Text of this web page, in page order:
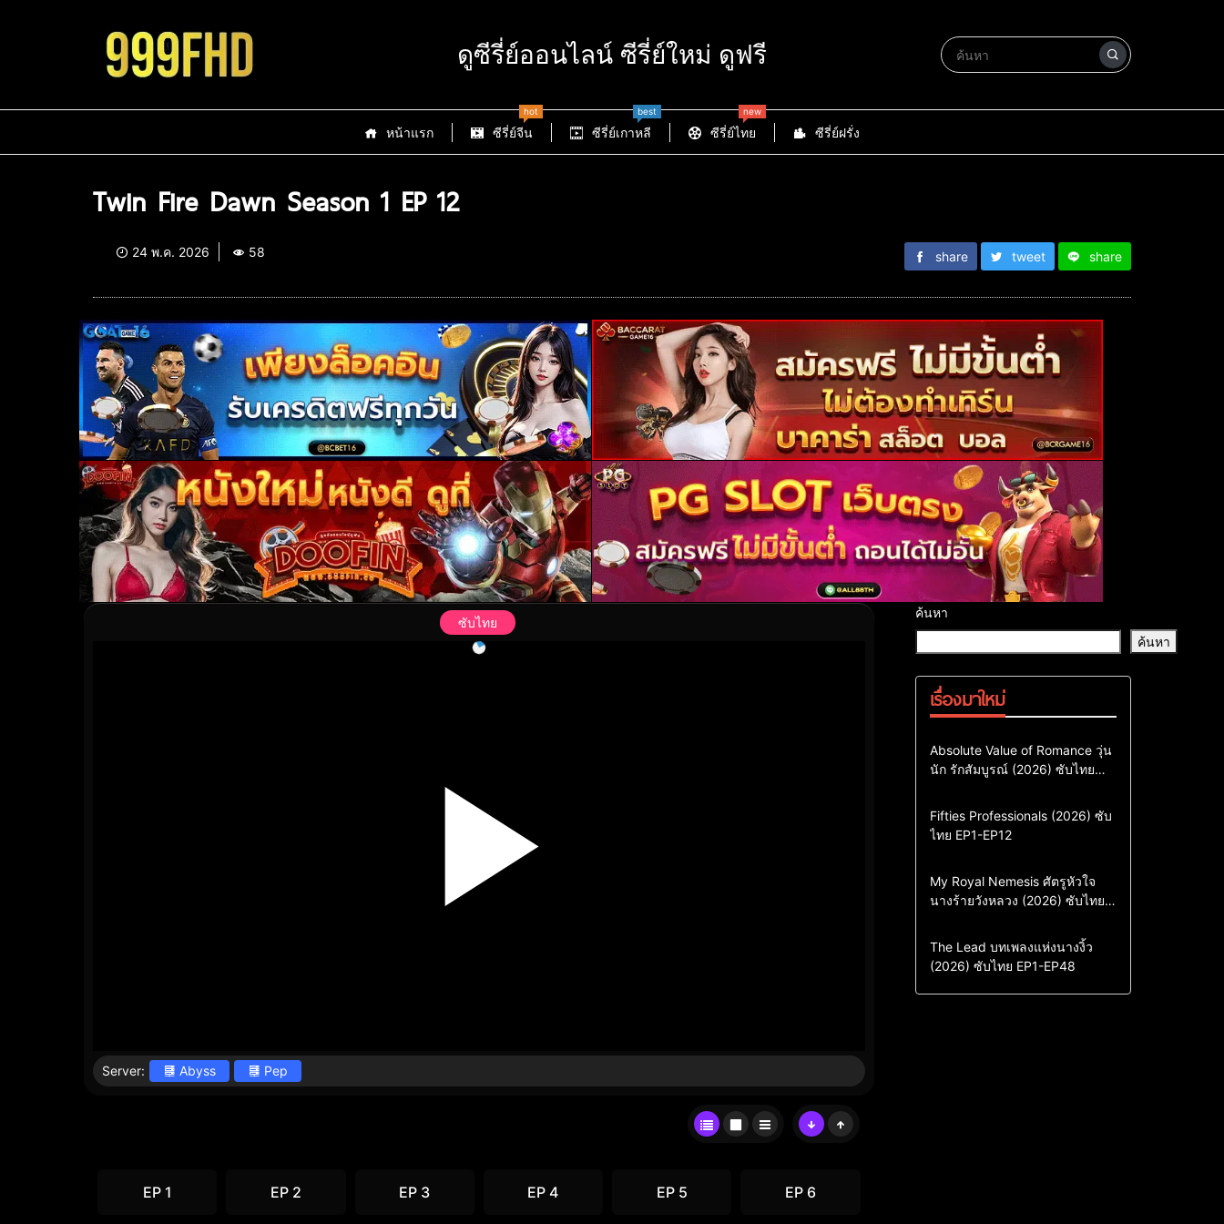
ดูซีรี่ย์ออนไลน์ ซีรี่ย์ใหม่ ดูฟรี
หน้าแรก ซีรี่ย์จีน
hot
ซีรี่ย์เกาหลี
best
ซีรี่ย์ไทย
new
ซีรี่ย์ฝรั่ง
Twin Fire Dawn Season 1 EP 12
24 พ.ค. 2026 58 share tweet share
ซับไทย
Server: Abyss Pep
EP 1 EP 2 EP 3 EP 4 EP 5 EP 6
ค้นหา
ค้นหา
เรื่องมาใหม่
Comedy Drama
ซีรี่ย์เกาหลี
ซีรี่ย์เกาหลีซับไทย
Absolute Value of Romance วุ่น
นัก รักสัมบูรณ์ (2026) ซับไทย
Action & Adventure
Comedy
Drama
ซีรี่ย์เกาหลี
Fifties Professionals (2026) ซับ
ไทย EP1-EP12
Comedy
Drama
Sci-Fi & Fantasy
ซีรี่ย์เกาหลี
My Royal Nemesis ศัตรูหัวใจ
นางร้ายวังหลวง (2026) ซับไทย
Drama
ซีรี่ย์จีน
ซีรี่ย์จีนซับไทย
The Lead บทเพลงแห่งนางงิ้ว
(2026) ซับไทย EP1-EP48